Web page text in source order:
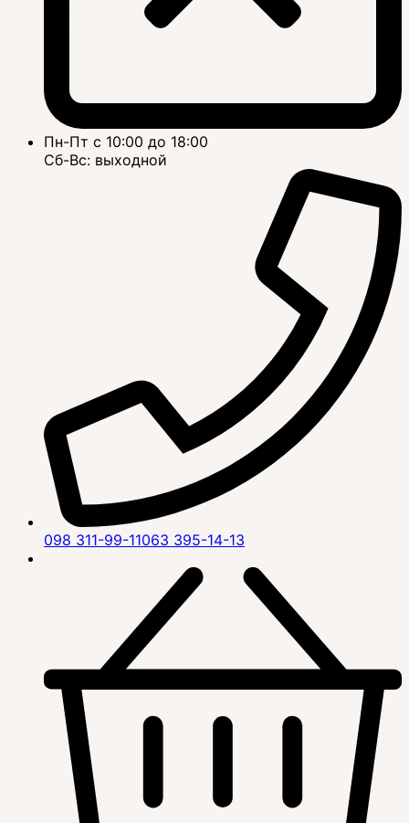
Пн-Пт с 10:00 до 18:00
Сб-Вс: выходной
098 311-99-11063 395-14-13